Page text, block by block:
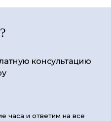
консультацию
часа и ответим на все